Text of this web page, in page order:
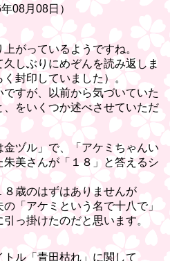
年08月08日）
がっているようですね。
しぶりにめぞんを読み返しま
封印していました）。
ですが、以前から気づいていた
、をいくつか述べさせていただ
金ヅル」で、「アケミちゃんい
朱美さんが「１８」と答えるシ
８歳のはずはありませんが
の「アケミという名で十八で」
引っ掛けたのだと思います。
トル「青田枯れ」に関して